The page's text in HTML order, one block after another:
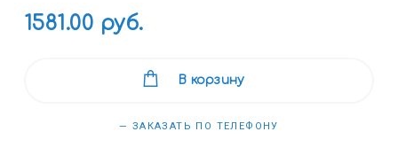
1581.00 руб.
В корзину
— ЗАКАЗАТЬ ПО ТЕЛЕФОНУ